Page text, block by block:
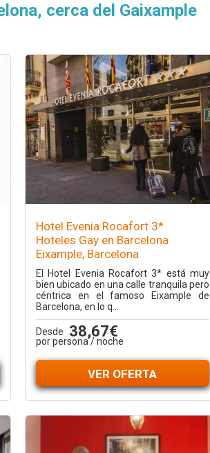
cerca del Gaixample
Hotel Evenia Rocafort 3*
Hoteles Gay en Barcelona
Eixample, Barcelona
El Hotel Evenia Rocafort 3* está muy
bien ubicado en una calle tranquila pero
céntrica en el famoso Eixample de
Barcelona, en lo q...
Desde 38,67€
por persona / noche
VER OFERTA